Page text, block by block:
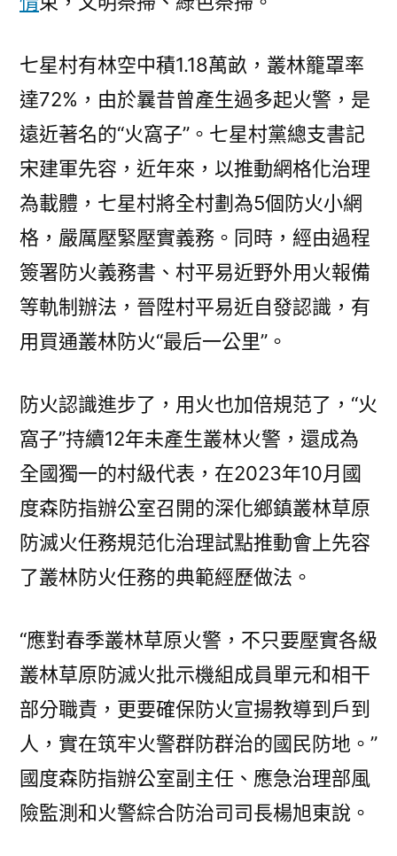
七星村有林空中積1.18萬畝，叢林籠罩率
達72%，由於曩昔曾產生過多起火警，是
遠近著名的“火窩子”。七星村黨總支書記
宋建軍先容，近年來，以推動網格化治理
為載體，七星村將全村劃為5個防火小網
格，嚴厲壓緊壓實義務。同時，經由過程
簽署防火義務書、村平易近野外用火報備
等軌制辦法，晉陞村平易近自發認識，有
用買通叢林防火“最后一公里”。
防火認識進步了，用火也加倍規范了，“火
窩子”持續12年未產生叢林火警，還成為
全國獨一的村級代表，在2023年10月國
度森防指辦公室召開的深化鄉鎮叢林草原
防滅火任務規范化治理試點推動會上先容
了叢林防火任務的典範經歷做法。
“應對春季叢林草原火警，不只要壓實各級
叢林草原防滅火批示機組成員單元和相干
部分職責，更要確保防火宣揚教導到戶到
人，實在筑牢火警群防群治的國民防地。”
國度森防指辦公室副主任、應急治理部風
險監測和火警綜合防治司司長楊旭東說。